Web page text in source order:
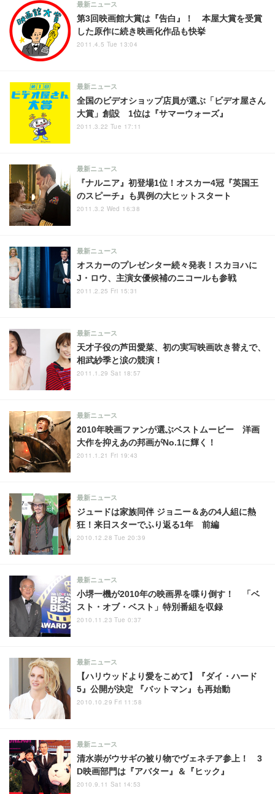
第3回映画館大賞は『告白』！ 本屋大賞を受賞
した原作に続き映画化作品も快挙
最新ニュース
2011.4.5 Tue 13:04
全国のビデオショップ店員が選ぶ「ビデオ屋さん
大賞」創設 1位は『サマーウォーズ』
最新ニュース
2011.3.22 Tue 17:11
『ナルニア』初登場1位！オスカー4冠『英国王
のスピーチ』も異例の大ヒットスタート
最新ニュース
2011.3.2 Wed 16:38
オスカーのプレゼンター続々発表！スカヨハに
J・ロウ、主演女優候補のニコールも参戦
最新ニュース
2011.2.25 Fri 15:31
天才子役の芦田愛菜、初の実写映画吹き替えで、
相武紗季と涙の競演！
最新ニュース
2011.1.29 Sat 18:57
2010年映画ファンが選ぶベストムービー 洋画
大作を抑えあの邦画がNo.1に輝く！
最新ニュース
2011.1.21 Fri 19:43
ジュードは家族同伴 ジョニー＆あの4人組に熱
狂！来日スターでふり返る1年 前編
最新ニュース
2010.12.28 Tue 20:39
小堺一機が2010年の映画界を喋り倒す！ 「ベ
スト・オブ・ベスト」特別番組を収録
最新ニュース
2010.11.23 Tue 0:37
【ハリウッドより愛をこめて】『ダイ・ハード
5』公開が決定 『バットマン』も再始動
最新ニュース
2010.10.29 Fri 11:58
清水崇がウサギの被り物でヴェネチア参上！ 3
D映画部門は『アバター』＆『ヒック』
最新ニュース
2010.9.11 Sat 14:53